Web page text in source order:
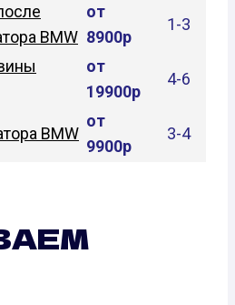
BMW
от
8900р
1-3
от
19900р
4-6
BMW
от
9900р
3-4